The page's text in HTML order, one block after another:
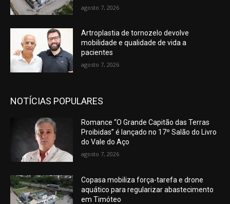
agosto 7, 2026
Artroplastia de tornozelo devolve
mobilidade e qualidade de vida a
pacientes
agosto 7, 2026
NOTÍCIAS POPULARES
Romance “O Grande Capitão das Terras
Proibidas” é lançado no 17º Salão do Livro
do Vale do Aço
agosto 7, 2026
Copasa mobiliza força-tarefa e drone
aquático para regularizar abastecimento
em Timóteo